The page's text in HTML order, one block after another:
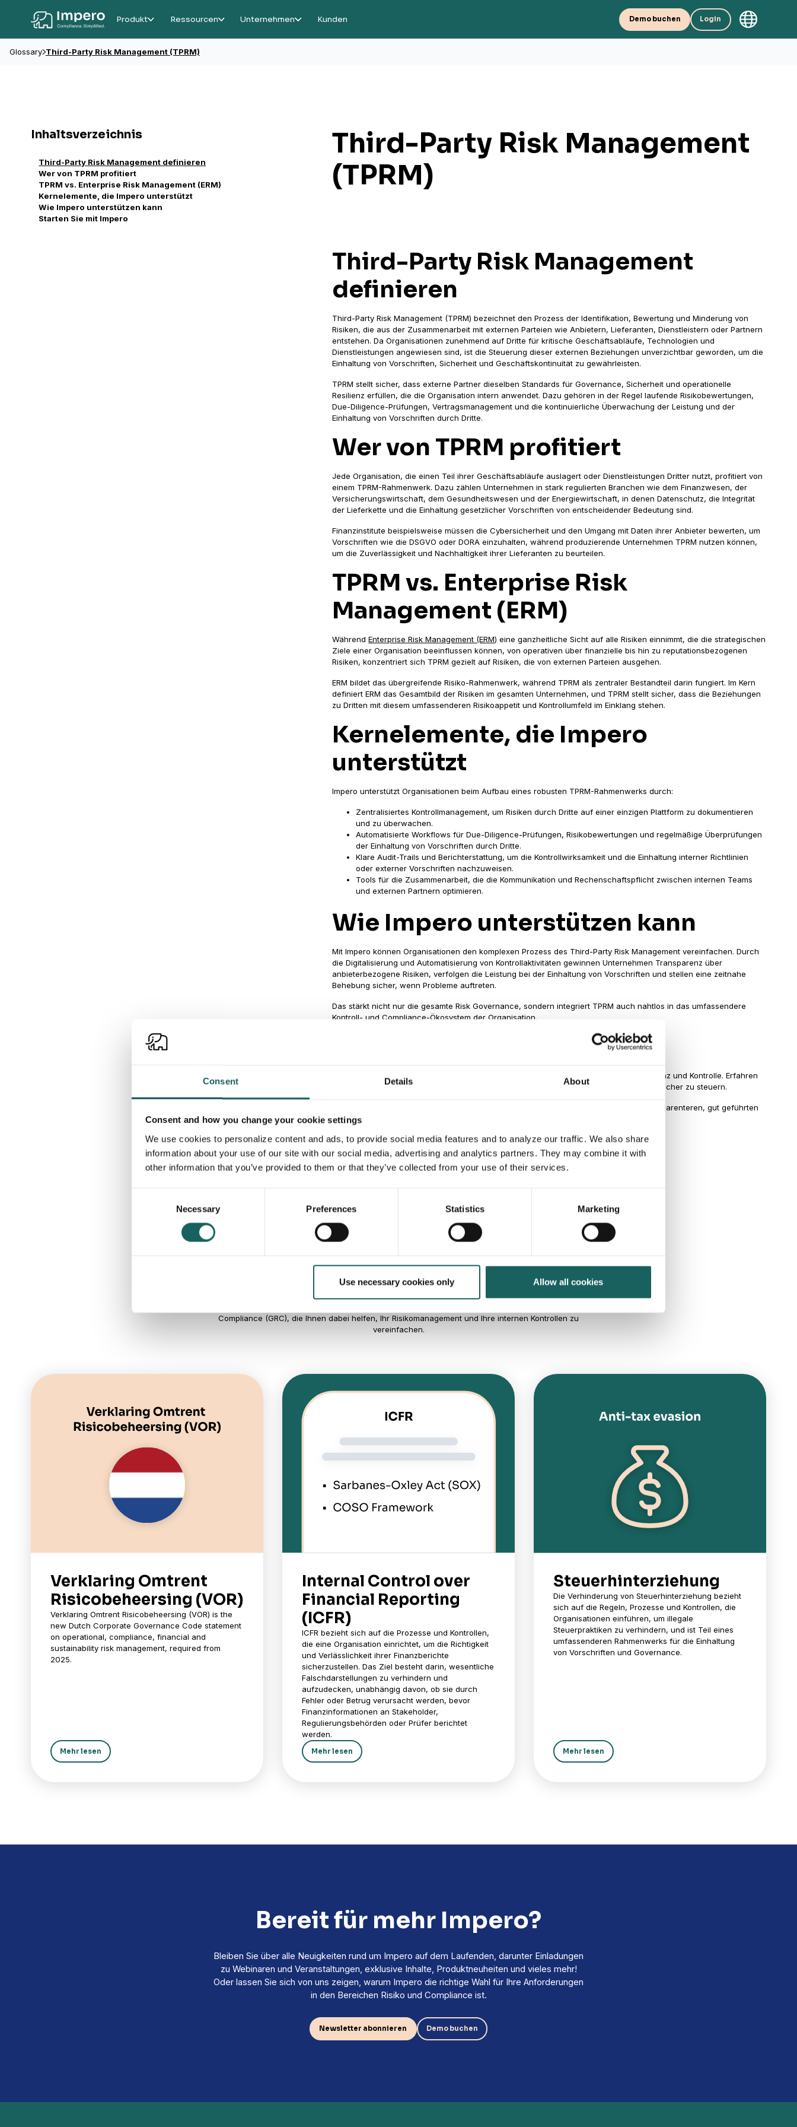
Consent Details About
Consent and how you change your cookie settings
We use cookies to personalize content and ads, to provide social media features and to analyze our traffic. We also share
information about your use of our site with our social media, advertising and analytics partners. They may combine it with
other information that you’ve provided to them or that they’ve collected from your use of their services.
Necessary Preferences Statistics Marketing
Use necessary cookies only Allow all cookies
Produkt Ressourcen Unternehmen Kunden Demo buchen Login
Glossary Third-Party Risk Management (TPRM)
Inhaltsverzeichnis
Third-Party Risk Management definieren
Wer von TPRM profitiert
TPRM vs. Enterprise Risk Management (ERM)
Kernelemente, die Impero unterstützt
Wie Impero unterstützen kann
Starten Sie mit Impero
Third-Party Risk Management
(TPRM)
Third-Party Risk Management
definieren
Third-Party Risk Management (TPRM) bezeichnet den Prozess der Identifikation, Bewertung und Minderung von
Risiken, die aus der Zusammenarbeit mit externen Parteien wie Anbietern, Lieferanten, Dienstleistern oder Partnern
entstehen. Da Organisationen zunehmend auf Dritte für kritische Geschäftsabläufe, Technologien und
Dienstleistungen angewiesen sind, ist die Steuerung dieser externen Beziehungen unverzichtbar geworden, um die
Einhaltung von Vorschriften, Sicherheit und Geschäftskontinuität zu gewährleisten.
TPRM stellt sicher, dass externe Partner dieselben Standards für Governance, Sicherheit und operationelle
Resilienz erfüllen, die die Organisation intern anwendet. Dazu gehören in der Regel laufende Risikobewertungen,
Due-Diligence-Prüfungen, Vertragsmanagement und die kontinuierliche Überwachung der Leistung und der
Einhaltung von Vorschriften durch Dritte.
Wer von TPRM profitiert
Jede Organisation, die einen Teil ihrer Geschäftsabläufe auslagert oder Dienstleistungen Dritter nutzt, profitiert von
einem TPRM-Rahmenwerk. Dazu zählen Unternehmen in stark regulierten Branchen wie dem Finanzwesen, der
Versicherungswirtschaft, dem Gesundheitswesen und der Energiewirtschaft, in denen Datenschutz, die Integrität
der Lieferkette und die Einhaltung gesetzlicher Vorschriften von entscheidender Bedeutung sind.
Finanzinstitute beispielsweise müssen die Cybersicherheit und den Umgang mit Daten ihrer Anbieter bewerten, um
Vorschriften wie die DSGVO oder DORA einzuhalten, während produzierende Unternehmen TPRM nutzen können,
um die Zuverlässigkeit und Nachhaltigkeit ihrer Lieferanten zu beurteilen.
TPRM vs. Enterprise Risk
Management (ERM)
WährendEnterprise Risk Management (ERM) eine ganzheitliche Sicht auf alle Risiken einnimmt, die die strategischen
Ziele einer Organisation beeinflussen können, von operativen über finanzielle bis hin zu reputationsbezogenen
Risiken, konzentriert sich TPRM gezielt auf Risiken, die von externen Parteien ausgehen.
ERM bildet das übergreifende Risiko-Rahmenwerk, während TPRM als zentraler Bestandteil darin fungiert. Im Kern
definiert ERM das Gesamtbild der Risiken im gesamten Unternehmen, und TPRM stellt sicher, dass die Beziehungen
zu Dritten mit diesem umfassenderen Risikoappetit und Kontrollumfeld im Einklang stehen.
Kernelemente, die Impero
unterstützt
Impero unterstützt Organisationen beim Aufbau eines robusten TPRM-Rahmenwerks durch:
Zentralisiertes Kontrollmanagement, um Risiken durch Dritte auf einer einzigen Plattform zu dokumentieren
und zu überwachen.
Automatisierte Workflows für Due-Diligence-Prüfungen, Risikobewertungen und regelmäßige Überprüfungen
der Einhaltung von Vorschriften durch Dritte.
Klare Audit-Trails und Berichterstattung, um die Kontrollwirksamkeit und die Einhaltung interner Richtlinien
oder externer Vorschriften nachzuweisen.
Tools für die Zusammenarbeit, die die Kommunikation und Rechenschaftspflicht zwischen internen Teams
und externen Partnern optimieren.
Wie Impero unterstützen kann
Mit Impero können Organisationen den komplexen Prozess des Third-Party Risk Management vereinfachen. Durch
die Digitalisierung und Automatisierung von Kontrollaktivitäten gewinnen Unternehmen Transparenz über
anbieterbezogene Risiken, verfolgen die Leistung bei der Einhaltung von Vorschriften und stellen eine zeitnahe
Behebung sicher, wenn Probleme auftreten.
Das stärkt nicht nur die gesamte Risk Governance, sondern integriert TPRM auch nahtlos in das umfassendere
Kontroll- und Compliance-Ökosystem der Organisation.
Starten Sie mit Impero
Der Aufbau eines widerstandsfähigen TPRM-Rahmenwerks beginnt mit klarer Transparenz und Kontrolle. Erfahren
Sie, wie Impero Ihre Organisation dabei unterstützen kann, Anbieterrisiken effizient und sicher zu steuern.
noch heute und machen Sie den ersten Schritt hin zu einem transparenteren, gut geführten
Unternehmen.
Entdecken Sie mehr...
Compliance (GRC), die Ihnen dabei helfen, Ihr Risikomanagement und Ihre internen Kontrollen zu
vereinfachen.
Verklaring Omtrent
Risicobeheersing (VOR)
Verklaring Omtrent Risicobeheersing (VOR) is the
new Dutch Corporate Governance Code statement
on operational, compliance, financial and
sustainability risk management, required from
2025.
Mehr lesen
Internal Control over
Financial Reporting
(ICFR)
ICFR bezieht sich auf die Prozesse und Kontrollen,
die eine Organisation einrichtet, um die Richtigkeit
und Verlässlichkeit ihrer Finanzberichte
sicherzustellen. Das Ziel besteht darin, wesentliche
Falschdarstellungen zu verhindern und
aufzudecken, unabhängig davon, ob sie durch
Fehler oder Betrug verursacht werden, bevor
Finanzinformationen an Stakeholder,
Regulierungsbehörden oder Prüfer berichtet
werden.
Mehr lesen
Steuerhinterziehung
Die Verhinderung von Steuerhinterziehung bezieht
sich auf die Regeln, Prozesse und Kontrollen, die
Organisationen einführen, um illegale
Steuerpraktiken zu verhindern, und ist Teil eines
umfassenderen Rahmenwerks für die Einhaltung
von Vorschriften und Governance.
Mehr lesen
Bereit für mehr Impero?
Bleiben Sie über alle Neuigkeiten rund um Impero auf dem Laufenden, darunter Einladungen
zu Webinaren und Veranstaltungen, exklusive Inhalte, Produktneuheiten und vieles mehr!
Oder lassen Sie sich von uns zeigen, warum Impero die richtige Wahl für Ihre Anforderungen
in den Bereichen Risiko und Compliance ist.
Newsletter abonnieren Demo buchen